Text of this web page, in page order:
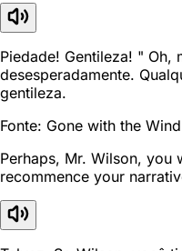
Piedade! Gentileza! " Oh,
desesperadamente.
gentileza.
Fonte: Gone with the Wind
Perhaps, Mr. Wilson, you
recommence your